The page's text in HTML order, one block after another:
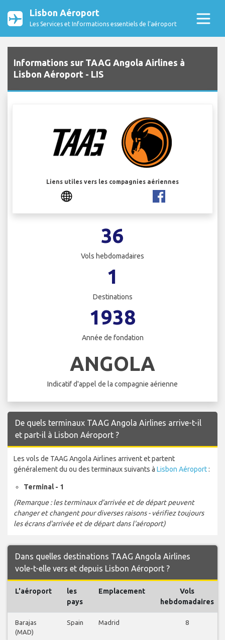
Lisbon Aéroport
Les Services et Informations essentiels de l’aéroport
Informations sur TAAG Angola Airlines à
Lisbon Aéroport - LIS
Liens utiles vers les compagnies aériennes
36
Vols hebdomadaires
1
Destinations
1938
Année de fondation
ANGOLA
Indicatif d'appel de la compagnie aérienne
De quels terminaux TAAG Angola Airlines arrive-t-il
et part-il à Lisbon Aéroport ?
Les vols de TAAG Angola Airlines arrivent et partent
généralement du ou des terminaux suivants à Lisbon Aéroport:
Terminal - 1
(Remarque : les terminaux d'arrivée et de départ peuvent
changer et changent pour diverses raisons - vérifiez toujours
les écrans d'arrivée et de départ dans l'aéroport)
Dans quelles destinations TAAG Angola Airlines
vole-t-elle vers et depuis Lisbon Aéroport ?
L'aéroport
les
pays
Emplacement
Vols
hebdomadaires
Barajas
(MAD)
Spain Madrid 8